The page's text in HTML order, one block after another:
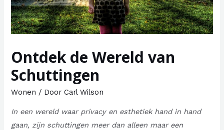
Ontdek de Wereld van
Schuttingen
Wonen / DoorCarl Wilson
In een wereld waar privacy en esthetiek hand in hand
gaan, zijn schuttingen meer dan alleen maar een